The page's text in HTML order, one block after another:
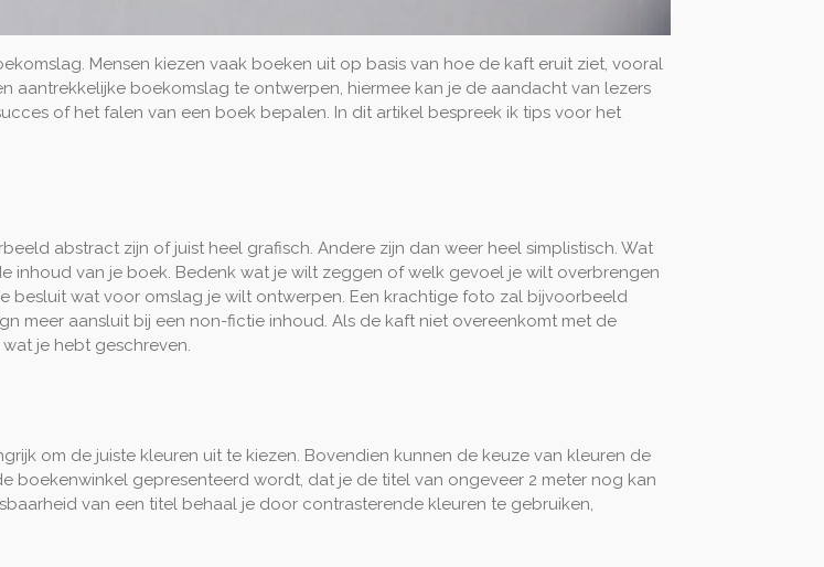
Mensen kiezen vaak boeken uit op basis van hoe de kaft eruit ziet, vooral
aantrekkelijke boekomslag te ontwerpen, hiermee kan je de aandacht van lezers
of het falen van een boek bepalen. In dit artikel bespreek ik tips voor het
abstract zijn of juist heel grafisch. Andere zijn dan weer heel simplistisch. Wat
inhoud van je boek. Bedenk wat je wilt zeggen of welk gevoel je wilt overbrengen
besluit wat voor omslag je wilt ontwerpen. Een krachtige foto zal bijvoorbeeld
meer aansluit bij een non-fictie inhoud. Als de kaft niet overeenkomt met de
je hebt geschreven.
om de juiste kleuren uit te kiezen. Bovendien kunnen de keuze van kleuren de
boekenwinkel gepresenteerd wordt, dat je de titel van ongeveer 2 meter nog kan
van een titel behaal je door contrasterende kleuren te gebruiken,